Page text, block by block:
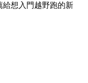
給想入門越野跑的新